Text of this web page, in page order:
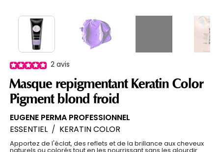
2 avis
Masque repigmentant Keratin Color
Pigment blond froid
EUGENE PERMA PROFESSIONNEL
ESSENTIEL / KERATIN COLOR
Apportez de l'éclat, des reflets et de la brillance aux cheveux
naturels ou colorés tout en les nourrissant sans les alourdir